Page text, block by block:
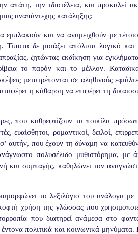
απάτη, την ιδιοτέλεια, και
αναπάντεχης κατάληξης;
εμπλακούν και να αναμειχθούν με
Τίποτα δε μοιάζει απόλυτα λογικό
ζητώντας εκδίκηση για
το παρόν και το μέλλον.
μετατρέπονται σε αληθινούς
η κάθαρση να επιφέρει τη
που καθρεφτίζουν τα ποικίλα
ευαίσθητοι, ρομαντικοί, δειλοί,
αυτήν, που έχουν τη δύναμη να
πολυσέλιδο μυθιστόρημα, με
και συμπαγής, καθηλώνει τον
το λεξιλόγιο του ανάλογα
χρήση της γλώσσας που
που διατηρεί ανάμεσα στο
πολιτικά και κοινωνικά